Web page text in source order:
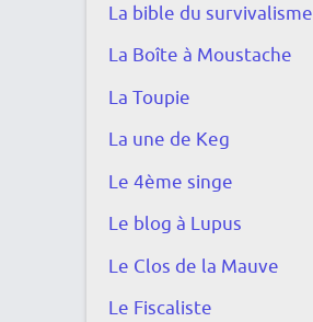
La bible du survivalisme
La Boîte à Moustache
La Toupie
La une de Keg
Le 4ème singe
Le blog à Lupus
Le Clos de la Mauve
Le Fiscaliste